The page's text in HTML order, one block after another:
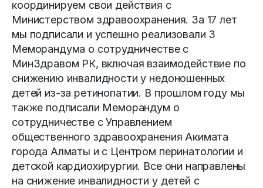
координируем свои действия с
Министерством здравоохранения. За 17 лет
мы подписали и успешно реализовали 3
Меморандума о сотрудничестве с
МинЗдравом РК, включая взаимодействие по
снижению инвалидности у недоношенных
детей из-за ретинопатии. В прошлом году мы
также подписали Меморандум о
сотрудничестве с Управлением
общественного здравоохранения Акимата
города Алматы и с Центром перинатологии и
детской кардиохирургии. Все они направлены
на снижение инвалидности у детей с